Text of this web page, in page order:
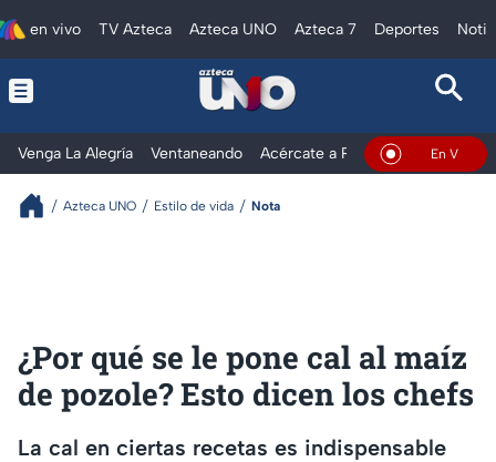
en vivo TV Azteca Azteca UNO Azteca 7 Deportes
Venga La Alegría Ventaneando Acércate a Rocío Al Extremo
En Vivo
Azteca UNO Estilo de vida Nota
¿Por qué se le pone cal al maíz
de pozole? Esto dicen los chefs
La cal en ciertas recetas es indispensable